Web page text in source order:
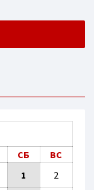
СБ
ВС
1
2